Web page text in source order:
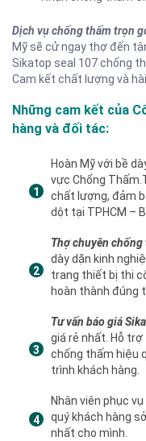
Dịch vụ chống thấm trọn
Mỹ sẽ cử ngay thợ đến
Sikatop seal 107 chống
Cam kết chất lượng và
Những cam kết của
hàng và đối tác:
Hoàn Mỹ với bề
vực Chống
chất lượng, đảm
dột tại TPHCM –
Thợ chuyên
dày dặn kinh
trang thiết bị thi
hoàn thành đúng
Tư vấn báo giá
giá rẻ nhất. Hỗ
chống thấm hiệu
trình khách hàng.
Nhân viên phục
quý khách hàng
nhất cho mình.